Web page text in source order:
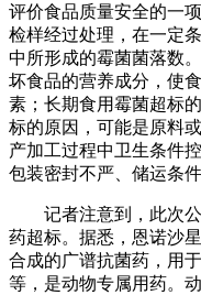
评价食品质量安全的一
检样经过处理，在一定
中所形成的霉菌菌落数
坏食品的营养成分，使
素；长期食用霉菌超标
标的原因，可能是原料
产加工过程中卫生条件
包装密封不严、储运条
记者注意到，此次公
药超标。据悉，恩诺沙
合成的广谱抗菌药，用
等，是动物专属用药。